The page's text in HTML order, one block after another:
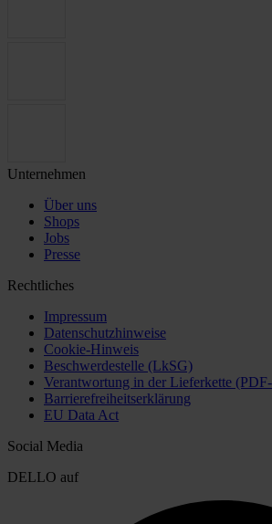
Unternehmen
Über uns
Shops
Jobs
Presse
Rechtliches
Impressum
Datenschutzhinweise
Cookie-Hinweis
Beschwerdestelle (LkSG)
Verantwortung in der Lieferkette
Barrierefreiheitserklärung
EU Data Act
Social Media
DELLO auf